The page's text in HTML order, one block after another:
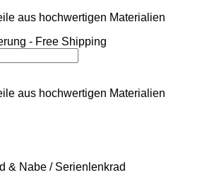
aus hochwertigen Materialien
- Free Shipping
aus hochwertigen Materialien
& Nabe /Serienlenkrad